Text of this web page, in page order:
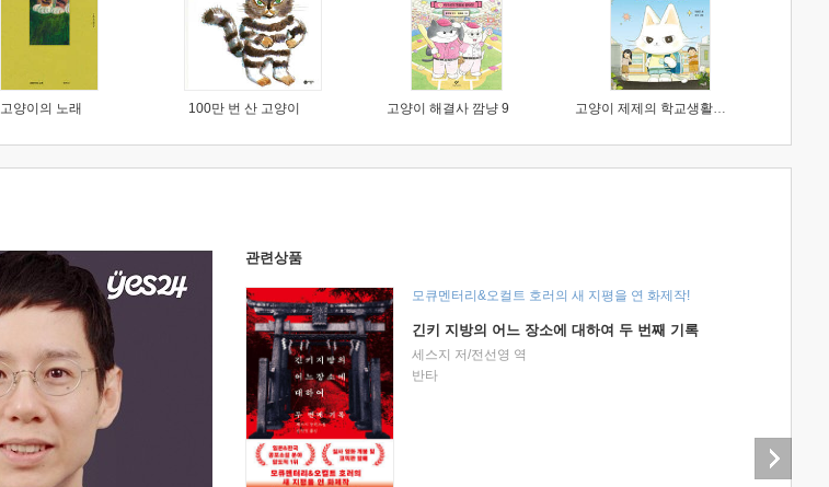
고양이의 노래 100만 번 산 고양이 고양이 해결사 깜냥 9 고양이 제제의 학교생활 1 : 초등학생이 이렇게 힘들 줄이야
관련상품
모큐멘터리&오컬트 호러의 새 지평을 연 화제작!
긴키 지방의 어느 장소에 대하여 두 번째 기록
세스지 저/전선영 역
반타